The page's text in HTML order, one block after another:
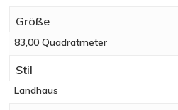
Größe
83,00 Quadratmeter
Stil
Landhaus